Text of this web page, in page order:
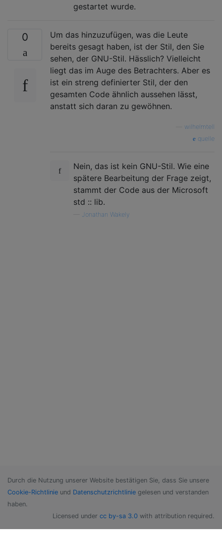
gestartet wurde.
0
Um das hinzuzufügen, was die Leute
bereits gesagt haben, ist der Stil, den Sie
sehen, der GNU-Stil. Hässlich? Vielleicht
liegt das im Auge des Betrachters. Aber es
ist ein streng definierter Stil, der den
gesamten Code ähnlich aussehen lässt,
anstatt sich daran zu gewöhnen.
wilhelmtell
quelle
Nein, das ist kein GNU-Stil. Wie eine
spätere Bearbeitung der Frage zeigt,
stammt der Code aus der Microsoft
std :: lib.
Jonathan Wakely
Durch die Nutzung unserer Website bestätigen Sie, dass Sie unsere
Cookie-Richtlinie und Datenschutzrichtlinie gelesen und verstanden
haben.
Licensed under cc by-sa 3.0 with attribution required.